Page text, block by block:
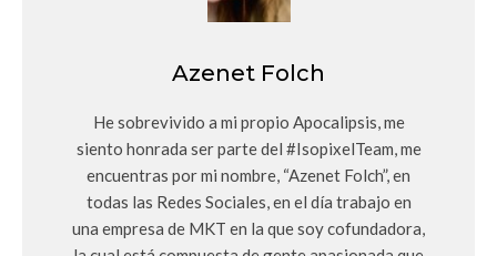
Azenet Folch
He sobrevivido a mi propio Apocalipsis, me
siento honrada ser parte del #IsopixelTeam, me
encuentras por mi nombre, “Azenet Folch”, en
todas las Redes Sociales, en el día trabajo en
una empresa de MKT en la que soy cofundadora,